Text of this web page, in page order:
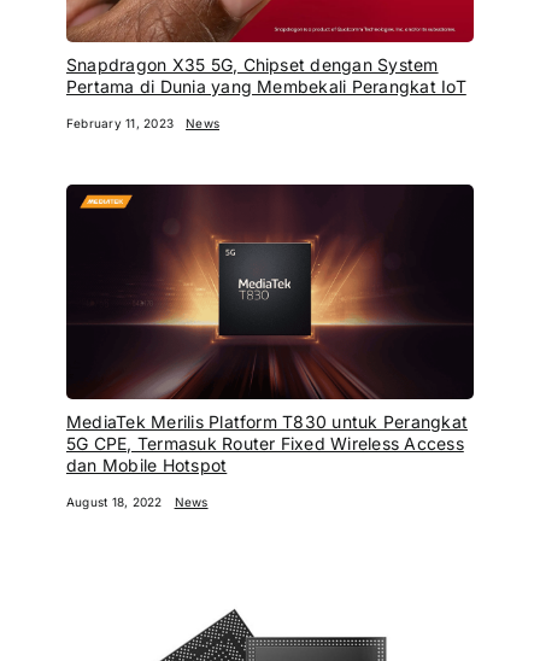
Snapdragon X35 5G, Chipset dengan System
Pertama di Dunia yang Membekali Perangkat IoT
February 11, 2023 News
MediaTek Merilis Platform T830 untuk Perangkat
5G CPE, Termasuk Router Fixed Wireless Access
dan Mobile Hotspot
August 18, 2022 News